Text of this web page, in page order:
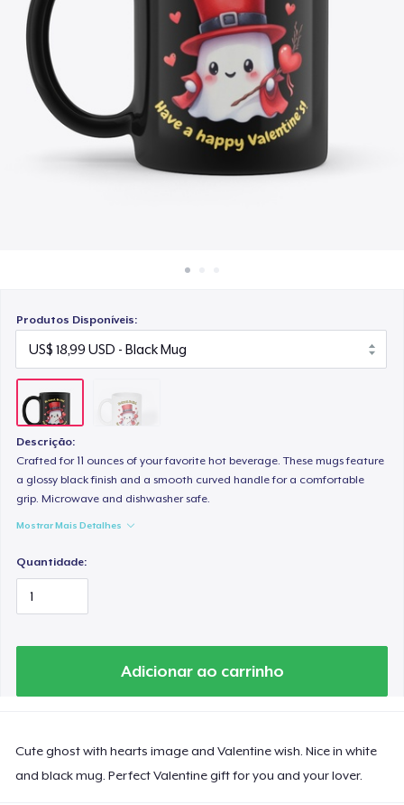
Venda em todo lugar
Venda qualquer coisa
Produtos Disponíveis:
Descrição:
Crafted for 11 ounces of your favorite hot beverage. These mugs feature
a glossy black finish and a smooth curved handle for a comfortable
grip. Microwave and dishwasher safe.
Mostrar Mais Detalhes
Quantidade:
Adicionar ao carrinho
Cute ghost with hearts image and Valentine wish. Nice in white
and black mug. Perfect Valentine gift for you and your lover.